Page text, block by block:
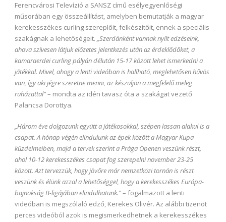
Ferencvárosi Televízió a SANSZ című esélyegyenlőségi
műsorában egy összeállítást, amelyben bemutatják a magyar
kerekesszékes curling szereplőit, felkészítőit, ennek a speciális
szakágnak a lehetőségeit. „Szerdánként vannak nyílt edzéseink,
ahova szívesen látjuk előzetes jelentkezés után az érdeklődőket, a
kamaraerdei curling pályán délután 15-17 között lehet ismerkedni a
játékkal. Mivel, ahogy a lenti videóban is hallható, meglehetősen hűvös
van, így aki jégre szeretne menni, az készüljön a megfelelő meleg
ruházattal”– mondta az idén tavasz óta a szakágat vezető
Palancsa Dorottya.
„Három éve dolgozunk együtt a játékosokkal, szépen lassan alakul is a
csapat. A hónap végén elindulunk az épek között a Magyar Kupa
küzdelmeiben, majd a tervek szerint a Prága Openen veszünk részt,
ahol 10-12 kerekesszékes csapat fog szerepelni november 23-25
között. Azt tervezzük, hogy jövőre már nemzetközi tornán is részt
veszünk és élünk azzal a lehetőséggel, hogy a kerekesszékes Európa-
bajnokság B-ligájában elindulhatunk.”– fogalmazott a lenti
videóban is megszólaló edző, Kerekes Olivér. Az alábbi tizenöt
perces videóból azok is megismerkedhetnek a kerekesszékes